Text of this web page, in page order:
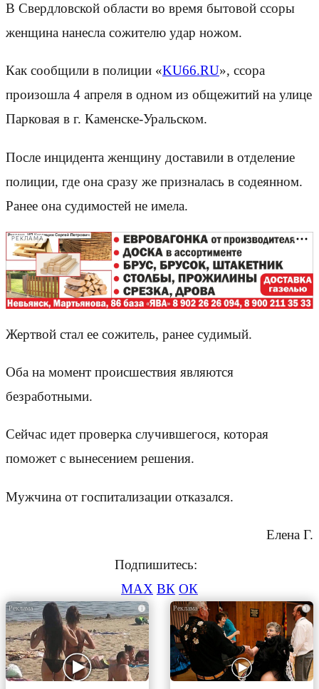
В Свердловской области во время бытовой ссоры
женщина нанесла сожителю удар ножом.
Как сообщили в полиции «KU66.RU», ссора
произошла 4 апреля в одном из общежитий на улице
Парковая в г. Каменске-Уральском.
После инцидента женщину доставили в отделение
полиции, где она сразу же призналась в содеянном.
Ранее она судимостей не имела.
РЕКЛАМА
Жертвой стал ее сожитель, ранее судимый.
Оба на момент происшествия являются
безработными.
Сейчас идет проверка случившегося, которая
поможет с вынесением решения.
Мужчина от госпитализации отказался.
Елена Г.
Подпишитесь:
MAX ВК ОК
i i